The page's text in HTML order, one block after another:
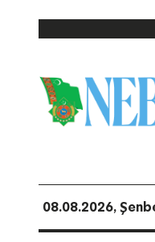
08.08.2026,